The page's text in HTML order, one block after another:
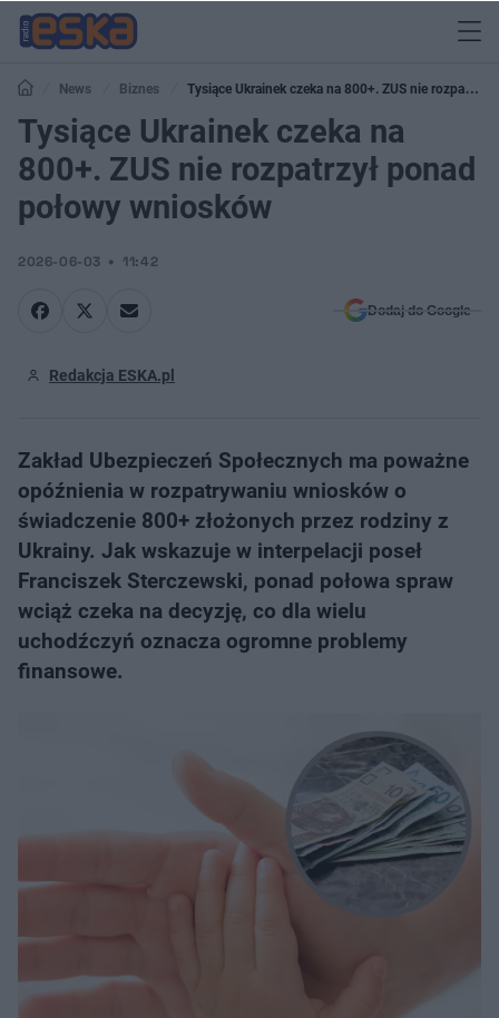
News Biznes
Tysiące Ukrainek czeka na 800+. ZUS nie rozpatrzył
ponad połowy wniosków
Tysiące Ukrainek czeka na
800+. ZUS nie rozpatrzył ponad
połowy wniosków
2026-06-03 11:42
Dodaj do Google
Redakcja ESKA.pl
Zakład Ubezpieczeń Społecznych ma poważne
opóźnienia w rozpatrywaniu wniosków o
świadczenie 800+ złożonych przez rodziny z
Ukrainy. Jak wskazuje w interpelacji poseł
Franciszek Sterczewski, ponad połowa spraw
wciąż czeka na decyzję, co dla wielu
uchodźczyń oznacza ogromne problemy
finansowe.